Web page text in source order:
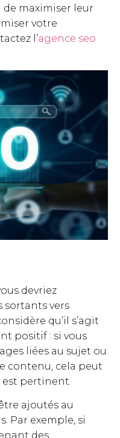
maximiser leur
votre
l’agence seo
devriez
sortants vers
qu’il s’agit
positif : si vous
liées au sujet ou
contenu, cela peut
pertinent.
ajoutés au
Par exemple, si
des